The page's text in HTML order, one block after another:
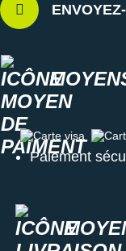
Carte visa Carte
Paiement